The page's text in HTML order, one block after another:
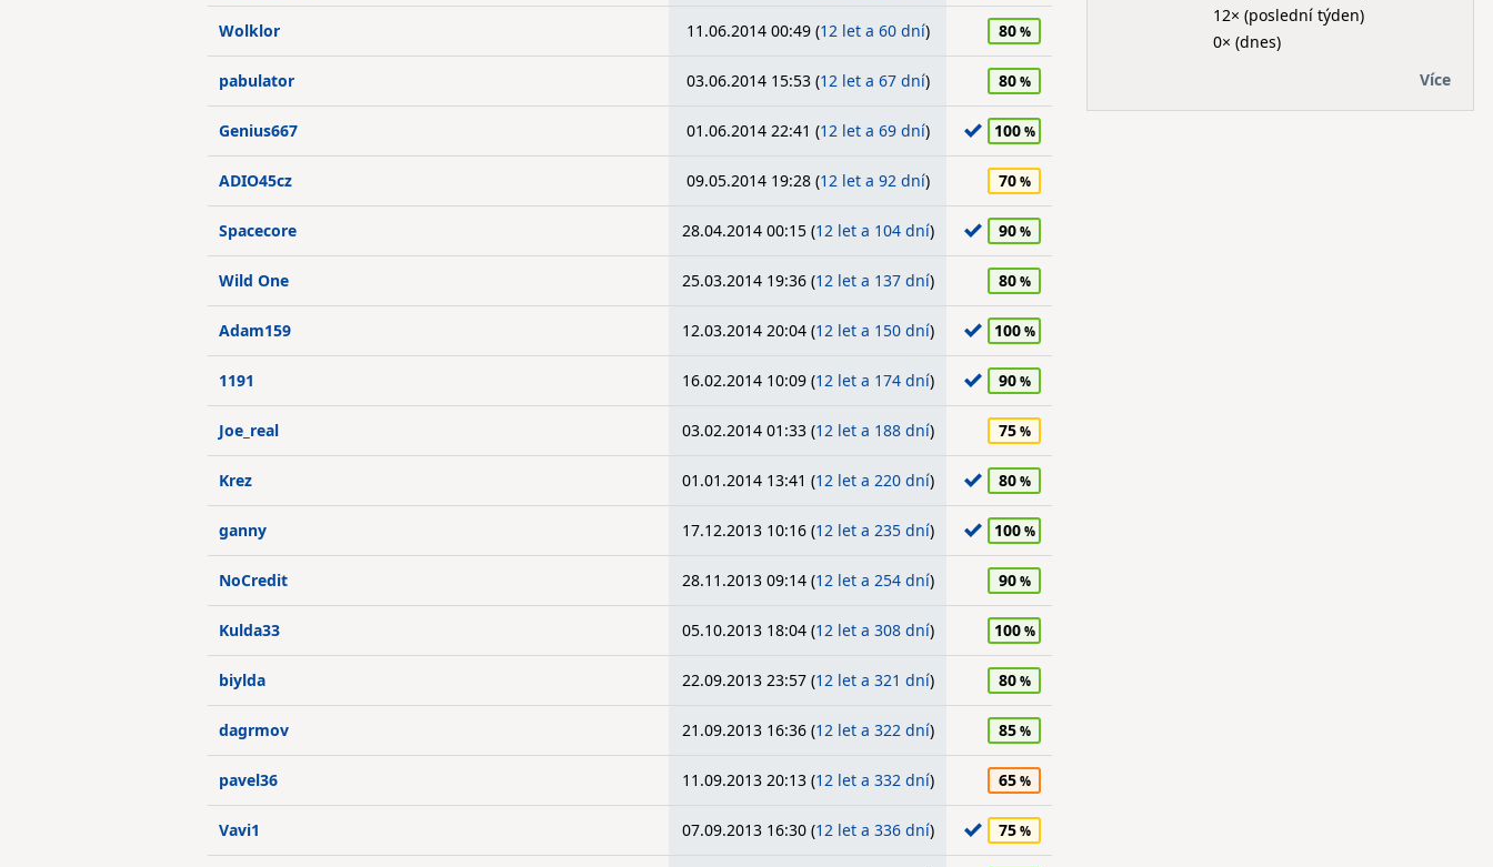
Wolklor 11.06.2014 00:49 (12 let a 60 dní) 80
pabulator 03.06.2014 15:53 (12 let a 67 dní) 80
Genius667 01.06.2014 22:41 (12 let a 69 dní) 100
ADIO45cz 09.05.2014 19:28 (12 let a 92 dní) 70
Spacecore 28.04.2014 00:15 (12 let a 104 dní) 90
Wild One 25.03.2014 19:36 (12 let a 137 dní) 80
Adam159 12.03.2014 20:04 (12 let a 150 dní) 100
1191 16.02.2014 10:09 (12 let a 174 dní) 90
Joe_real 03.02.2014 01:33 (12 let a 188 dní) 75
Krez 01.01.2014 13:41 (12 let a 220 dní) 80
ganny 17.12.2013 10:16 (12 let a 235 dní) 100
NoCredit 28.11.2013 09:14 (12 let a 254 dní) 90
Kulda33 05.10.2013 18:04 (12 let a 308 dní) 100
biylda 22.09.2013 23:57 (12 let a 321 dní) 80
dagrmov 21.09.2013 16:36 (12 let a 322 dní) 85
pavel36 11.09.2013 20:13 (12 let a 332 dní) 65
Vavi1 07.09.2013 16:30 (12 let a 336 dní) 75
12× (poslední týden)
0× (dnes)
Více